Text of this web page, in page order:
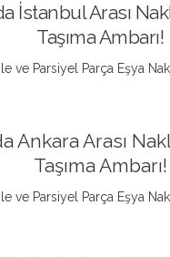
İstanbul Arası
Taşıma Ambarı!
ve Parsiyel Parça Eşya
Ankara Arası
Taşıma Ambarı!
ve Parsiyel Parça Eşya